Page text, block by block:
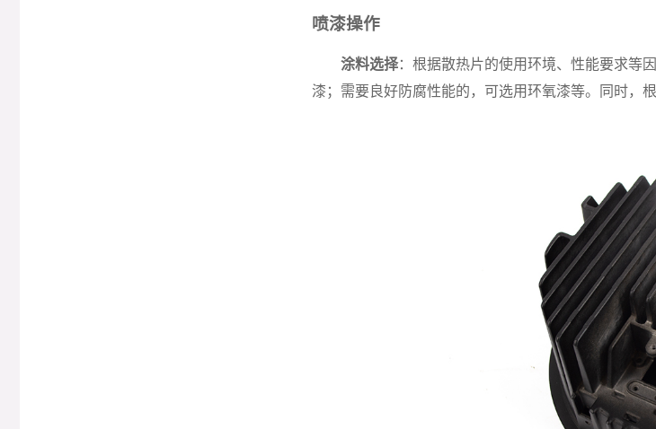
喷漆操作
涂料选择：根据散热片的使用环境、性能要求等
漆；需要良好防腐性能的，可选用环氧漆等。同时，